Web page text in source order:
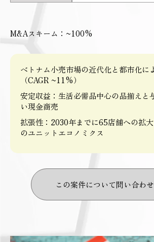
M&Aスキーム：~100%
ベトナム小売市場の近代化と都市化に
（CAGR ~11%）
安定収益：生活必需品中心の品揃えと
い現金商売
拡張性：2030年までに65店舗への拡
のユニットエコノミクス
この案件について問い合わ